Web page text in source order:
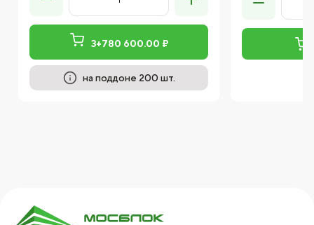
3+780 600.00 ₽
на поддоне 200 шт.